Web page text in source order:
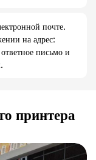
почте.
на адрес:
письмо и
принтера